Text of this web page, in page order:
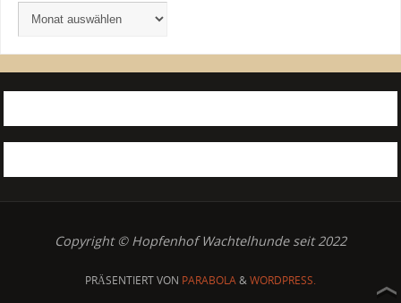
Copyright © Hopfenhof Wachtelhunde seit 2022
PRÄSENTIERT VON PARABOLA&WORDPRESS.